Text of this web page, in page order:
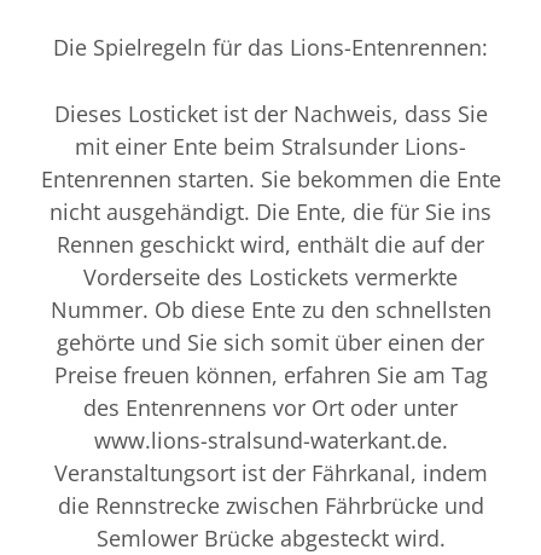
Die Spielregeln für das Lions-Entenrennen:
Dieses Losticket ist der Nachweis, dass Sie
mit einer Ente beim Stralsunder Lions-
Entenrennen starten. Sie bekommen die Ente
nicht ausgehändigt. Die Ente, die für Sie ins
Rennen geschickt wird, enthält die auf der
Vorderseite des Lostickets vermerkte
Nummer. Ob diese Ente zu den schnellsten
gehörte und Sie sich somit über einen der
Preise freuen können, erfahren Sie am Tag
des Entenrennens vor Ort oder unter
www.lions-stralsund-waterkant.de.
Veranstaltungsort ist der Fährkanal, indem
die Rennstrecke zwischen Fährbrücke und
Semlower Brücke abgesteckt wird.